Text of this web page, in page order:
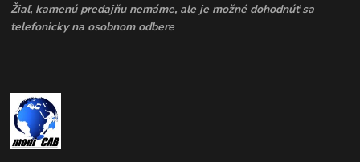
Žiaľ, kamenú predajňu nemáme, ale je možné dohodnúť sa
telefonicky na osobnom odbere